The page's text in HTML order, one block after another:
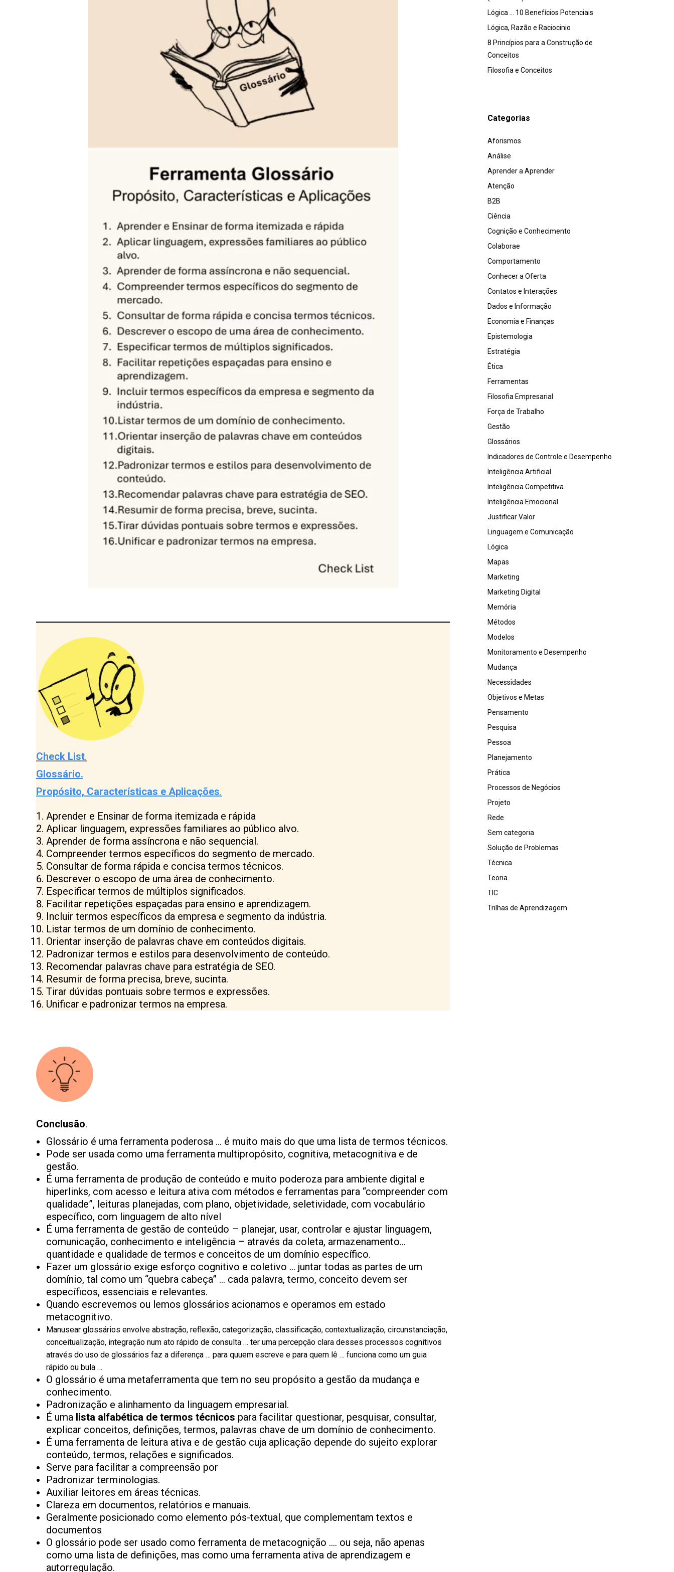
Check List.
Glossário.
Propósito, Características e Aplicações.
Aprender e Ensinar de forma itemizada e rápida
Aplicar linguagem, expressões familiares ao público alvo.
Aprender de forma assíncrona e não sequencial.
Compreender termos específicos do segmento de mercado.
Consultar de forma rápida e concisa termos técnicos.
Descrever o escopo de uma área de conhecimento.
Especificar termos de múltiplos significados.
Facilitar repetições espaçadas para ensino e aprendizagem.
Incluir termos específicos da empresa e segmento da indústria.
Listar termos de um domínio de conhecimento.
Orientar inserção de palavras chave em conteúdos digitais.
Padronizar termos e estilos para desenvolvimento de conteúdo.
Recomendar palavras chave para estratégia de SEO.
Resumir de forma precisa, breve, sucinta.
Tirar dúvidas pontuais sobre termos e expressões.
Unificar e padronizar termos na empresa.
Conclusão.
Glossário é uma ferramenta poderosa … é muito mais do que uma lista de termos técnicos.
Pode ser usada como uma ferramenta multipropósito, cognitiva, metacognitiva e de
gestão.
É uma ferramenta de produção de conteúdo e muito poderoza para ambiente digital e
hiperlinks, com acesso e leitura ativa com métodos e ferramentas para “compreender com
qualidade”, leituras planejadas, com plano, objetividade, seletividade, com vocabulário
específico, com linguagem de alto nível
É uma ferramenta de gestão de conteúdo – planejar, usar, controlar e ajustar linguagem,
comunicação, conhecimento e inteligência – através da coleta, armazenamento…
quantidade e qualidade de termos e conceitos de um domínio específico.
Fazer um glossário exige esforço cognitivo e coletivo … juntar todas as partes de um
domínio, tal como um “quebra cabeça” … cada palavra, termo, conceito devem ser
específicos, essenciais e relevantes.
Quando escrevemos ou lemos glossários acionamos e operamos em estado
metacognitivo.
Manusear glossários envolve abstração, reflexão, categorização, classificação, contextualização, circunstanciação,
conceitualização, integração num ato rápido de consulta … ter uma percepção clara desses processos cognitivos
através do uso de glossários faz a diferença … para quuem escreve e para quem lê … funciona como um guia
rápido ou bula …
O glossário é uma metaferramenta que tem no seu propósito a gestão da mudança e
conhecimento.
Padronização e alinhamento da linguagem empresarial.
É uma lista alfabética de termos técnicos para facilitar questionar, pesquisar, consultar,
explicar conceitos, definições, termos, palavras chave de um domínio de conhecimento.
É uma ferramenta de leitura ativa e de gestão cuja aplicação depende do sujeito explorar
conteúdo, termos, relações e significados.
Serve para facilitar a compreensão por
Padronizar terminologias.
Auxiliar leitores em áreas técnicas.
Clareza em documentos, relatórios e manuais.
Geralmente posicionado como elemento pós-textual, que complementam textos e
documentos
O glossário pode ser usado como ferramenta de metacognição …. ou seja, não apenas
como uma lista de definições, mas como uma ferramenta ativa de aprendizagem e
autorregulação.
Lógica … 10 Benefícios Potenciais
Lógica, Razão e Raciocinio
8 Princípios para a Construção de
Conceitos
Filosofia e Conceitos
Categorias
Aforismos
Análise
Aprender a Aprender
Atenção
B2B
Ciência
Cognição e Conhecimento
Colaborae
Comportamento
Conhecer a Oferta
Contatos e Interações
Dados e Informação
Economia e Finanças
Epistemologia
Estratégia
Ética
Ferramentas
Filosofia Empresarial
Força de Trabalho
Gestão
Glossários
Indicadores de Controle e Desempenho
Inteligência Artificial
Inteligência Competitiva
Inteligência Emocional
Justificar Valor
Linguagem e Comunicação
Lógica
Mapas
Marketing
Marketing Digital
Memória
Métodos
Modelos
Monitoramento e Desempenho
Mudança
Necessidades
Objetivos e Metas
Pensamento
Pesquisa
Pessoa
Planejamento
Prática
Processos de Negócios
Projeto
Rede
Sem categoria
Solução de Problemas
Técnica
Teoria
TIC
Trilhas de Aprendizagem